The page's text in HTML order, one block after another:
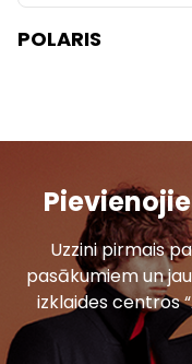
POLARIS
Uzzini pirmais
pasākumiem un
izklaides centros